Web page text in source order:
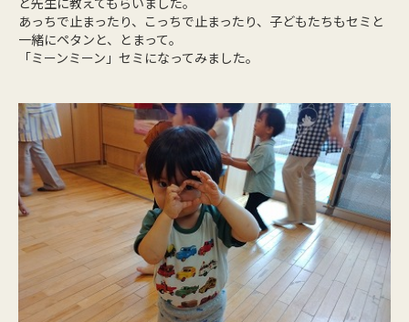
あっちで止まったり、こっちで止まったり、子どもたちもセミと
一緒にペタンと、とまって。
「ミーンミーン」セミになってみました。